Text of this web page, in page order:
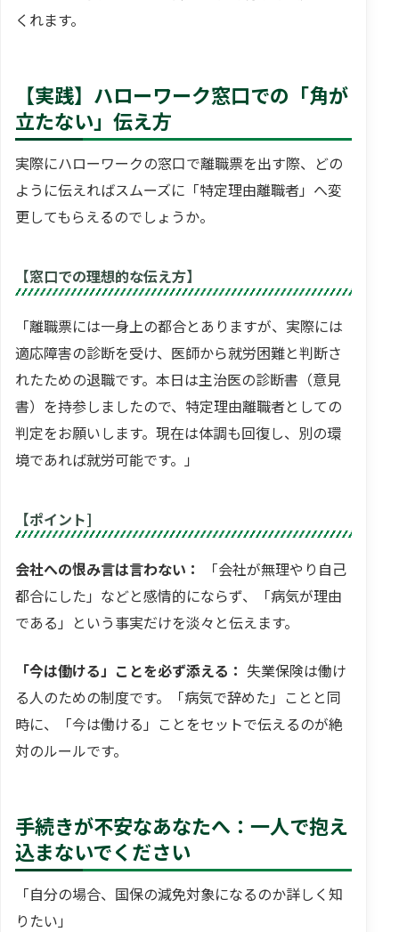
くれます。
【実践】ハローワーク窓口での「角が
立たない」伝え方
実際にハローワークの窓口で離職票を出す際、どの
ように伝えればスムーズに「特定理由離職者」へ変
更してもらえるのでしょうか。
【窓口での理想的な伝え方】
「離職票には一身上の都合とありますが、実際には
適応障害の診断を受け、医師から就労困難と判断さ
れたための退職です。本日は主治医の診断書（意見
書）を持参しましたので、特定理由離職者としての
判定をお願いします。現在は体調も回復し、別の環
境であれば就労可能です。」
【ポイント]
会社への恨み言は言わない：
「会社が無理やり自己
都合にした」などと感情的にならず、「病気が理由
である」という事実だけを淡々と伝えます。
「今は働ける」ことを必ず添える： 失業保険は働け
る人のための制度です。「病気で辞めた」ことと同
時に、「今は働ける」ことをセットで伝えるのが絶
対のルールです。
手続きが不安なあなたへ：一人で抱え
込まないでください
「自分の場合、国保の減免対象になるのか詳しく知
りたい」